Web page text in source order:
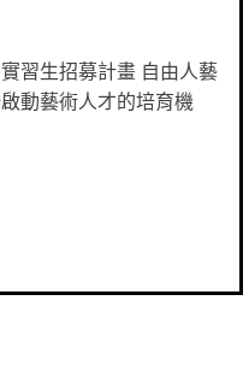
習生招募計畫 自由人藝
動藝術人才的培育機